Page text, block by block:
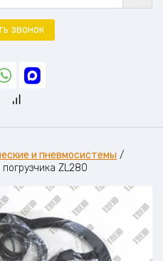
звонок
и пневмосистемы /
ZL280